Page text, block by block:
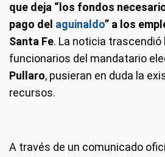
que deja “los fondos
pago del aguinaldo” a los
Santa Fe. La noticia trascendió
funcionarios del mandatario
Pullaro, pusieran en duda la
recursos.
A través de un comunicado